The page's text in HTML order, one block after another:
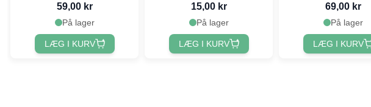
59,00 kr
På lager
LÆG I KURV
15,00 kr
På lager
LÆG I KURV
69,00 kr
På lager
LÆG I KURV